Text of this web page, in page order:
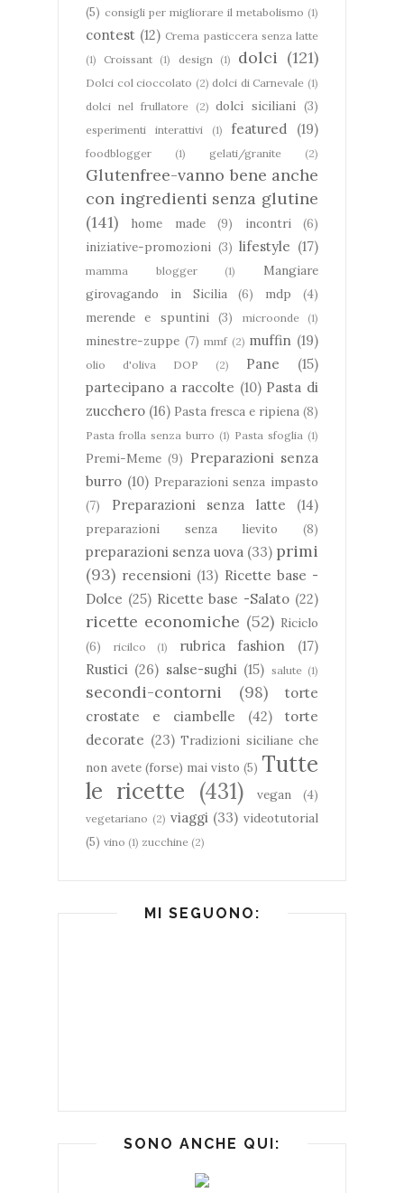
(5) consigli per migliorare il metabolismo (1)
contest (12) Crema pasticcera senza latte
(1)
Croissant (1) design (1) dolci (121)
Dolci col cioccolato (2) dolci di Carnevale (1)
dolci nel frullatore
(2) dolci siciliani (3)
esperimenti interattivi (1) featured (19)
foodblogger (1) gelati/granite (2)
Glutenfree-vanno bene anche
con ingredienti senza glutine
(141)
home made (9) incontri
(6)
iniziative-promozioni (3) lifestyle (17)
mamma blogger (1)
Mangiare
girovagando in Sicilia
(6) mdp
(4)
merende e spuntini (3) microonde (1)
minestre-zuppe (7) mmf (2) muffin (19)
olio d'oliva DOP (2) Pane
(15)
partecipano a raccolte (10) Pasta di
zucchero (16) Pasta fresca e ripiena (8)
Pasta frolla senza burro (1) Pasta sfoglia (1)
Premi-Meme (9) Preparazioni senza
burro (10) Preparazioni senza impasto
(7)
Preparazioni senza latte (14)
preparazioni senza lievito (8)
preparazioni senza uova (33) primi
(93) recensioni (13) Ricette base -
Dolce (25) Ricette base -Salato (22)
ricette economiche (52) Riciclo
(6)
ricilco (1) rubrica fashion
(17)
Rustici (26) salse-sughi (15) salute (1)
secondi-contorni (98)
torte
crostate e ciambelle
(42)
torte
decorate (23) Tradizioni siciliane che
non avete (forse) mai visto (5) Tutte
le ricette (431) vegan (4)
vegetariano (2) viaggi (33) videotutorial
(5) vino (1) zucchine (2)
MI SEGUONO:
SONO ANCHE QUI: